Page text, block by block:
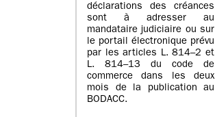
déclarations des créances
sont à adresser au
mandataire judiciaire ou sur
le portail électronique prévu
par les articles L. 814–2 et
L. 814–13 du code de
commerce dans les deux
mois de la publication au
BODACC.